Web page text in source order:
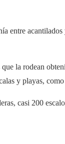
entre
la rodean
y playas,
casi 200